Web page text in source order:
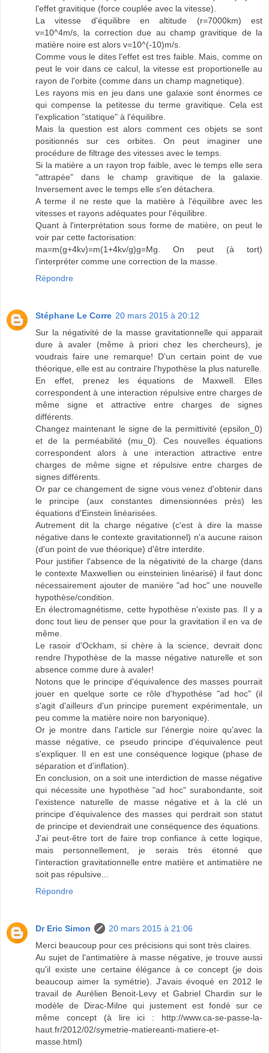
l'effet gravitique (force couplée avec la vitesse).
La vitesse d'équilibre en altitude (r=7000km) est
v=10^4m/s, la correction due au champ gravitique de la
matière noire est alors v=10^(-10)m/s.
Comme vous le dites l'effet est tres faible. Mais, comme on
peut le voir dans ce calcul, la vitesse est proportionelle au
rayon de l'orbite (comme dans un champ magnetique).
Les rayons mis en jeu dans une galaxie sont énormes ce
qui compense la petitesse du terme gravitique. Cela est
l'explication "statique" à l'équilibre.
Mais la question est alors comment ces objets se sont
positionnés sur ces orbites. On peut imaginer une
procédure de filtrage des vitesses avec le temps.
Si la matière a un rayon trop faible, avec le temps elle sera
"attrapée" dans le champ gravitique de la galaxie.
Inversement avec le temps elle s'en détachera.
A terme il ne reste que la matière à l'équilibre avec les
vitesses et rayons adéquates pour l'équilibre.
Quant à l'interprétation sous forme de matière, on peut le
voir par cette factorisation:
ma=m(g+4kv)=m(1+4kv/g)g=Mg. On peut (à tort)
l'interpréter comme une correction de la masse.
Répondre
Stéphane Le Corre 20 mars 2015 à 20:12
Sur la négativité de la masse gravitationnelle qui apparait
dure à avaler (même à priori chez les chercheurs), je
voudrais faire une remarque! D'un certain point de vue
théorique, elle est au contraire l'hypothèse la plus naturelle.
En effet, prenez les équations de Maxwell. Elles
correspondent à une interaction répulsive entre charges de
même signe et attractive entre charges de signes
différents.
Changez maintenant le signe de la permittivité (epsilon_0)
et de la perméabilité (mu_0). Ces nouvelles équations
correspondent alors à une interaction attractive entre
charges de même signe et répulsive entre charges de
signes différents.
Or par ce changement de signe vous venez d'obtenir dans
le principe (aux constantes dimensionnées près) les
équations d'Einstein linéarisées.
Autrement dit la charge négative (c'est à dire la masse
négative dans le contexte gravitationnel) n'a aucune raison
(d'un point de vue théorique) d'être interdite.
Pour justifier l'absence de la négativité de la charge (dans
le contexte Maxwellien ou einsteinien linéarisé) il faut donc
nécessairement ajouter de manière "ad hoc" une nouvelle
hypothèse/condition.
En électromagnétisme, cette hypothèse n'existe pas. Il y a
donc tout lieu de penser que pour la gravitation il en va de
même.
Le rasoir d'Ockham, si chère à la science, devrait donc
rendre l'hypothèse de la masse négative naturelle et son
absence comme dure à avaler!
Notons que le principe d'équivalence des masses pourrait
jouer en quelque sorte ce rôle d'hypothèse "ad hoc" (il
s'agit d'ailleurs d'un principe purement expérimentale, un
peu comme la matière noire non baryonique).
Or je montre dans l'article sur l'énergie noire qu'avec la
masse négative, ce pseudo principe d'équivalence peut
s'expliquer. Il en est une conséquence logique (phase de
séparation et d'inflation).
En conclusion, on a soit une interdiction de masse négative
qui nécessite une hypothèse "ad hoc" surabondante, soit
l'existence naturelle de masse négative et à la clé un
principe d'équivalence des masses qui perdrait son statut
de principe et deviendrait une conséquence des équations.
J'ai peut-être tort de faire trop confiance à cette logique,
mais personnellement, je serais très étonné que
l'interaction gravitationnelle entre matière et antimatière ne
soit pas répulsive...
Répondre
Dr Eric Simon
20 mars 2015 à 21:06
Merci beaucoup pour ces précisions qui sont très claires.
Au sujet de l'antimatière à masse négative, je trouve aussi
qu'il existe une certaine élégance à ce concept (je dois
beaucoup aimer la symétrie). J'avais évoqué en 2012 le
travail de Aurélien Benoit-Levy et Gabriel Chardin sur le
modèle de Dirac-Milne qui justement est fondé sur ce
même concept (à lire ici : http://www.ca-se-passe-la-
haut.fr/2012/02/symetrie-matiereanti-matiere-et-
masse.html)